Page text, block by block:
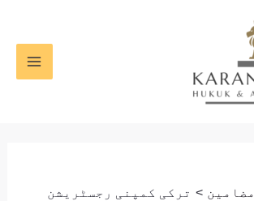
مضامین ترکی کمپنی رجسٹریشن